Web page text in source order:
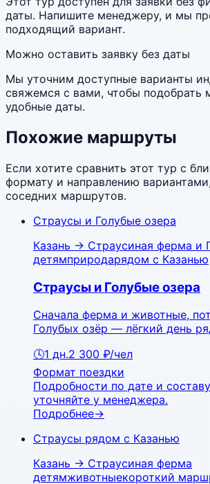
даты. Напишите менеджеру, и мы
подходящий вариант.
Можно оставить заявку без даты
Мы уточним доступные варианты
свяжемся с вами, чтобы подобрать
удобные даты.
Похожие маршруты
Если хотите сравнить этот тур с
формату и направлению
соседних маршрутов.
Страусы и Голубые озера
Казань → Страусиная ферма и
детямприродарядом с Казанью
Страусы и Голубые озера
Сначала ферма и животные,
Голубых озёр — лёгкий день
🕓1 дн.2 300 ₽/чел
Формат поездки
Подробности по дате и
уточняйте у менеджера.
Подробнее→
Страусы рядом с Казанью
Казань → Страусиная ферма
детямживотныекороткий